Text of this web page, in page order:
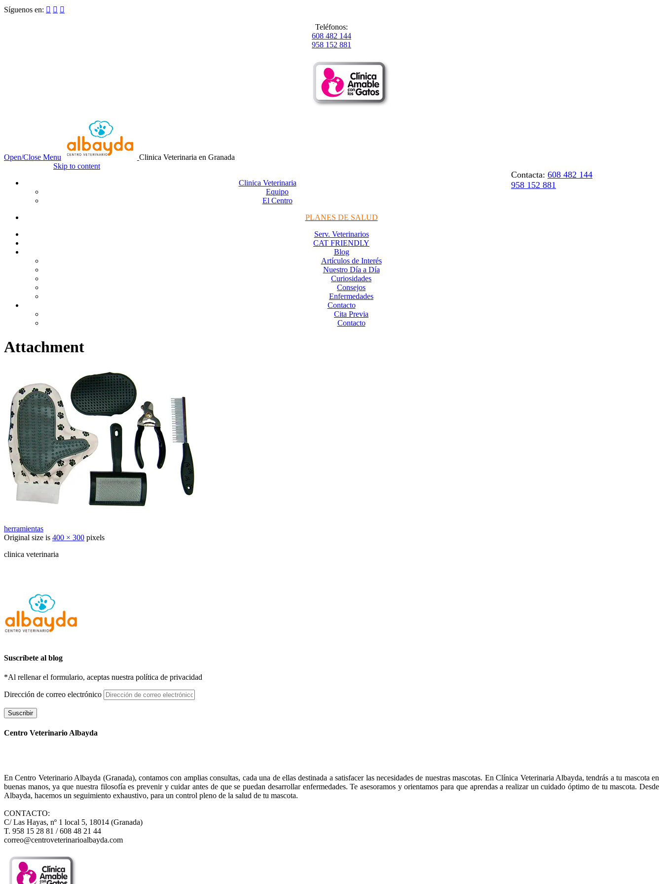
Síguenos en:   
Teléfonos:
608 482 144
958 152 881
Open/Close Menu Clinica Veterinaria en Granada
Contacta: 608 482 144
958 152 881
Skip to content
Clinica Veterinaria
Equipo
El Centro
PLANES DE SALUD
Serv. Veterinarios
CAT FRIENDLY
Blog
Artículos de Interés
Nuestro Día a Día
Curiosidades
Consejos
Enfermedades
Contacto
Cita Previa
Contacto
Attachment
herramientas
Original size is 400 × 300 pixels
clinica veterinaria
Suscríbete al blog
*Al rellenar el formulario, aceptas nuestra política de privacidad
Dirección de correo electrónico
Suscribir
Centro Veterinario Albayda
En Centro Veterinario Albayda (Granada), contamos con amplias consultas, cada una de ellas destinada a satisfacer las necesidades de nuestras mascotas. En Clínica Veterinaria Albayda, tendrás a tu mascota en
buenas manos, ya que nuestra filosofía es prevenir y cuidar antes de que se puedan desarrollar enfermedades. Te asesoramos y orientamos para que aprendas a realizar un cuidado óptimo de tu mascota. Desde
Albayda, hacemos un seguimiento exhaustivo, para un control pleno de la salud de tu mascota.
CONTACTO:
C/ Las Hayas, nº 1 local 5, 18014 (Granada)
T. 958 15 28 81 / 608 48 21 44
correo@centroveterinarioalbayda.com